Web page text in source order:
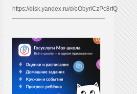
https://disk.yandex.ru/d/eObyrlCzPc8rfQ